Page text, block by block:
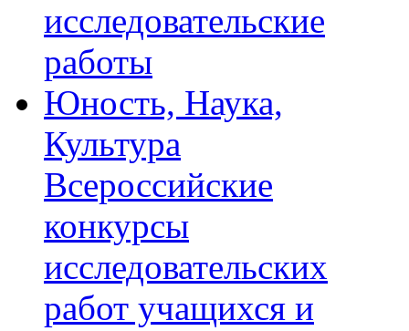
исследовательские
работы
Юность, Наука,
Культура
Всероссийские
конкурсы
исследовательских
работ учащихся и